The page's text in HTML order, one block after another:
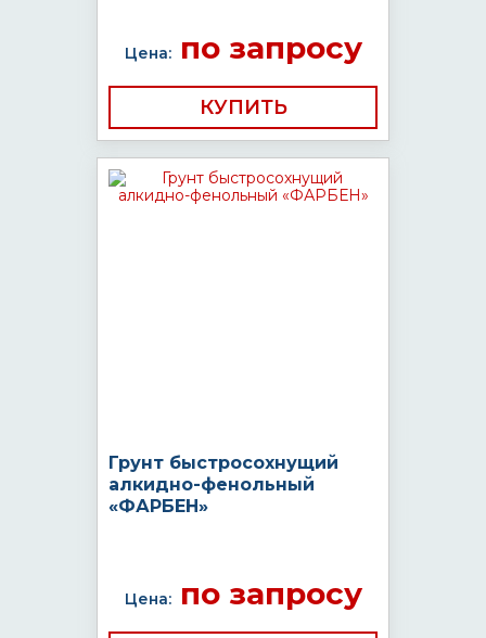
Цена:по запросу
КУПИТЬ
Грунт быстросохнущий
алкидно-фенольный
«ФАРБЕН»
Цена:по запросу